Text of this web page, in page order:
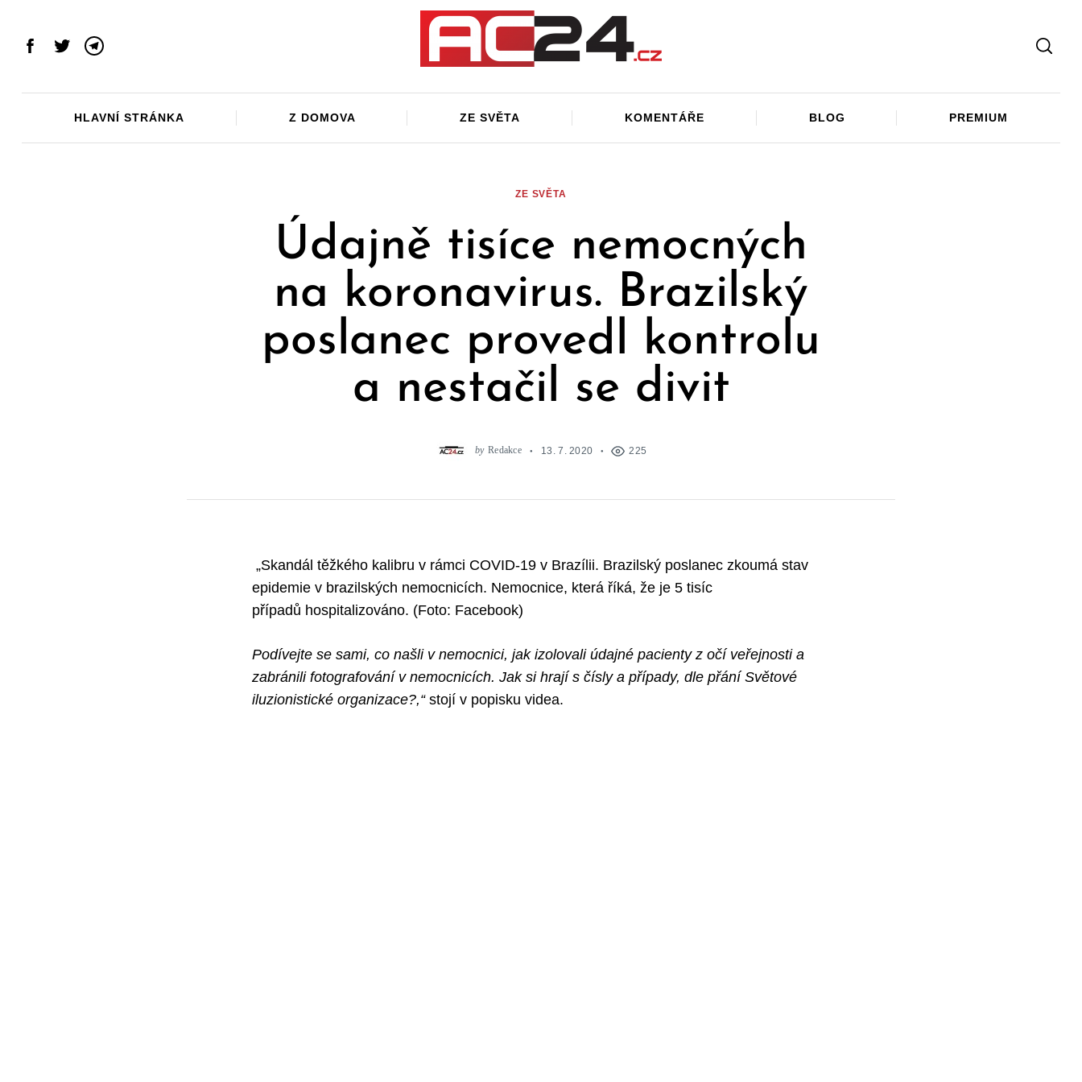
contentFacebook
TwitterTelegram
HLAVNÍ STRÁNKA Z DOMOVA ZE SVĚTA KOMENTÁŘE BLOG PREMIUM
ZE SVĚTA
Údajně tisíce nemocných
na koronavirus. Brazilský
poslanec provedl kontrolu
a nestačil se divit
by Redakce 13. 7. 2020 225
„Skandál těžkého kalibru v rámci COVID-19 v Brazílii. Brazilský poslanec zkoumá stav
epidemie v brazilských nemocnicích. Nemocnice, která říká, že je 5 tisíc
případů hospitalizováno. (Foto: Facebook)
Podívejte se sami, co našli v nemocnici, jak izolovali údajné pacienty z očí veřejnosti a
zabránili fotografování v nemocnicích. Jak si hrají s čísly a případy, dle přání Světové
iluzionistické organizace?,“ stojí v popisku videa.